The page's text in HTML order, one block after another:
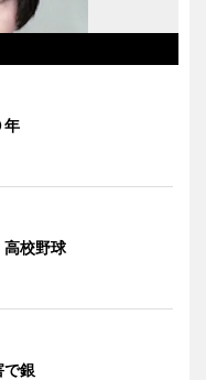
年
校野球
で銀